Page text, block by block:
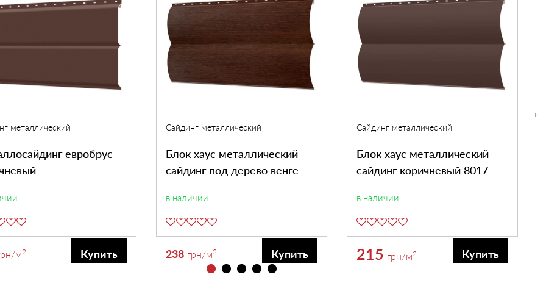
металлический
евробрус
/м2 Купить
Сайдинг металлический
Блок хаус металлический
сайдинг под дерево венге
в наличии
238 грн/м2 Купить
Сайдинг металлический
Блок хаус металлический
сайдинг коричневый 8017
в наличии
215 грн/м2 Купить